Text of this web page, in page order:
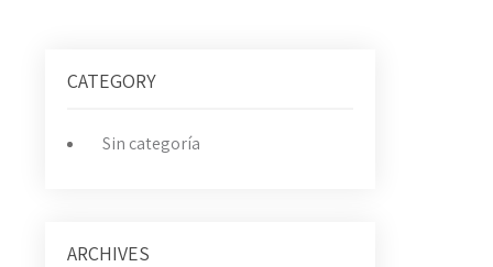
CATEGORY
Sin categoría
ARCHIVES